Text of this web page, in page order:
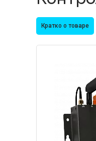
Кратко о товаре